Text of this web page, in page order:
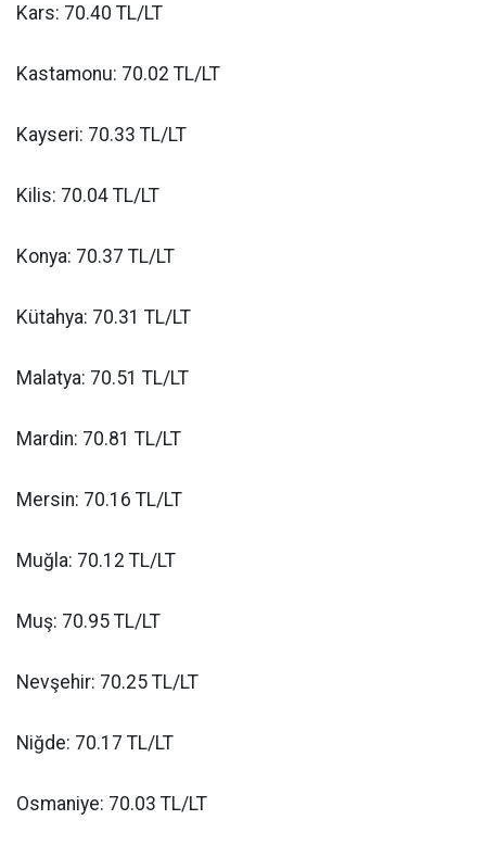
Kars: 70.40 TL/LT
Kastamonu: 70.02 TL/LT
Kayseri: 70.33 TL/LT
Kilis: 70.04 TL/LT
Konya: 70.37 TL/LT
Kütahya: 70.31 TL/LT
Malatya: 70.51 TL/LT
Mardin: 70.81 TL/LT
Mersin: 70.16 TL/LT
Muğla: 70.12 TL/LT
Muş: 70.95 TL/LT
Nevşehir: 70.25 TL/LT
Niğde: 70.17 TL/LT
Osmaniye: 70.03 TL/LT